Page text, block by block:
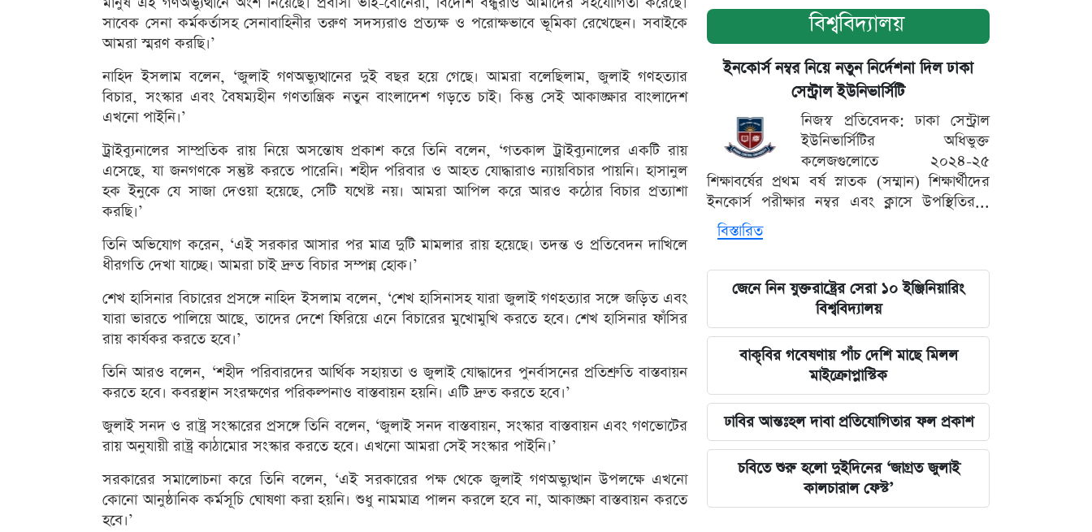
সাবেক সেনা কর্মকর্তাসহ সেনাবাহিনীর তরুণ সদস্যরাও প্রত্যক্ষ ও পরোক্ষভাবে ভূমিকা রেখেছেন। সবাইকে
আমরা স্মরণ করছি।’
নাহিদ ইসলাম বলেন, ‘জুলাই গণঅভ্যুত্থানের দুই বছর হয়ে গেছে। আমরা বলেছিলাম, জুলাই গণহত্যার
বিচার, সংস্কার এবং বৈষম্যহীন গণতান্ত্রিক নতুন বাংলাদেশ গড়তে চাই। কিন্তু সেই আকাঙ্ক্ষার বাংলাদেশ
এখনো পাইনি।’
ট্রাইব্যুনালের সাম্প্রতিক রায় নিয়ে অসন্তোষ প্রকাশ করে তিনি বলেন, ‘গতকাল ট্রাইব্যুনালের একটি রায়
এসেছে, যা জনগণকে সন্তুষ্ট করতে পারেনি। শহীদ পরিবার ও আহত যোদ্ধারাও ন্যায়বিচার পায়নি। হাসানুল
হক ইনুকে যে সাজা দেওয়া হয়েছে, সেটি যথেষ্ট নয়। আমরা আপিল করে আরও কঠোর বিচার প্রত্যাশা
করছি।’
তিনি অভিযোগ করেন, ‘এই সরকার আসার পর মাত্র দুটি মামলার রায় হয়েছে। তদন্ত ও প্রতিবেদন দাখিলে
ধীরগতি দেখা যাচ্ছে। আমরা চাই দ্রুত বিচার সম্পন্ন হোক।’
শেখ হাসিনার বিচারের প্রসঙ্গে নাহিদ ইসলাম বলেন, ‘শেখ হাসিনাসহ যারা জুলাই গণহত্যার সঙ্গে জড়িত এবং
যারা ভারতে পালিয়ে আছে, তাদের দেশে ফিরিয়ে এনে বিচারের মুখোমুখি করতে হবে। শেখ হাসিনার ফাঁসির
রায় কার্যকর করতে হবে।’
তিনি আরও বলেন, ‘শহীদ পরিবারদের আর্থিক সহায়তা ও জুলাই যোদ্ধাদের পুনর্বাসনের প্রতিশ্রুতি বাস্তবায়ন
করতে হবে। কবরস্থান সংরক্ষণের পরিকল্পনাও বাস্তবায়ন হয়নি। এটি দ্রুত করতে হবে।’
জুলাই সনদ ও রাষ্ট্র সংস্কারের প্রসঙ্গে তিনি বলেন, ‘জুলাই সনদ বাস্তবায়ন, সংস্কার বাস্তবায়ন এবং গণভোটের
রায় অনুযায়ী রাষ্ট্র কাঠামোর সংস্কার করতে হবে। এখনো আমরা সেই সংস্কার পাইনি।’
সরকারের সমালোচনা করে তিনি বলেন, ‘এই সরকারের পক্ষ থেকে জুলাই গণঅভ্যুত্থান উপলক্ষে এখনো
কোনো আনুষ্ঠানিক কর্মসূচি ঘোষণা করা হয়নি। শুধু নামমাত্র পালন করলে হবে না, আকাঙ্ক্ষা বাস্তবায়ন করতে
হবে।’
বিশ্ববিদ্যালয়
ইনকোর্স নম্বর নিয়ে নতুন নির্দেশনা দিল ঢাকা
সেন্ট্রাল ইউনিভার্সিটি
নিজস্ব প্রতিবেদক: ঢাকা সেন্ট্রাল
ইউনিভার্সিটির অধিভুক্ত
কলেজগুলোতে ২০২৪-২৫
শিক্ষাবর্ষের প্রথম বর্ষ স্নাতক (সম্মান) শিক্ষার্থীদের
ইনকোর্স পরীক্ষার নম্বর এবং ক্লাসে উপস্থিতির...
বিস্তারিত
জেনে নিন যুক্তরাষ্ট্রের সেরা ১০ ইঞ্জিনিয়ারিং
বিশ্ববিদ্যালয়
বাকৃবির গবেষণায় পাঁচ দেশি মাছে মিলল
মাইক্রোপ্লাস্টিক
ঢাবির আন্তঃহল দাবা প্রতিযোগিতার ফল প্রকাশ
চবিতে শুরু হলো দুইদিনের ‘জাগ্রত জুলাই
কালচারাল ফেস্ট’